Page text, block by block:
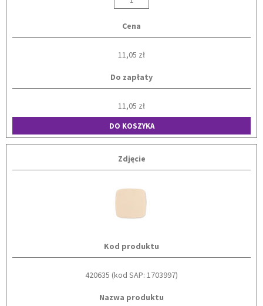
Cena
11,05 zł
Do zapłaty
11,05 zł
DO KOSZYKA
Zdjęcie
Kod produktu
420635 (kod SAP: 1703997)
Nazwa produktu